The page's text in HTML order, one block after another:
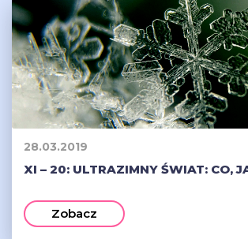
28.03.2019
XI – 20: ULTRAZIMNY ŚWIAT: CO,
Zobacz